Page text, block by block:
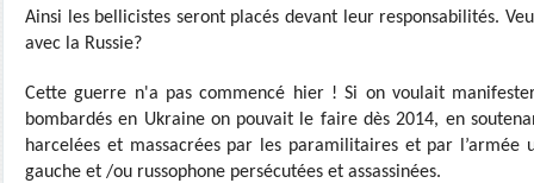
Ainsi les bellicistes seront placés devant leur responsabilités.
avec la Russie?
Cette guerre n'a pas commencé hier ! Si on voulait
bombardés en Ukraine on pouvait le faire dès 2014, en
harcelées et massacrées par les paramilitaires et par l’armée
gauche et /ou russophone persécutées et assassinées.